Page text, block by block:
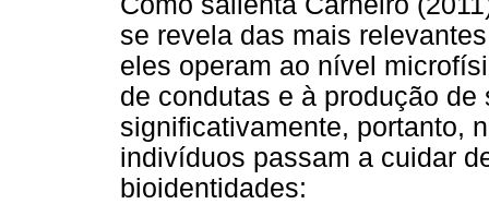
se revela das mais
eles operam ao nível
de condutas e à produção
significativamente, portanto,
indivíduos passam a cuidar
bioidentidades: